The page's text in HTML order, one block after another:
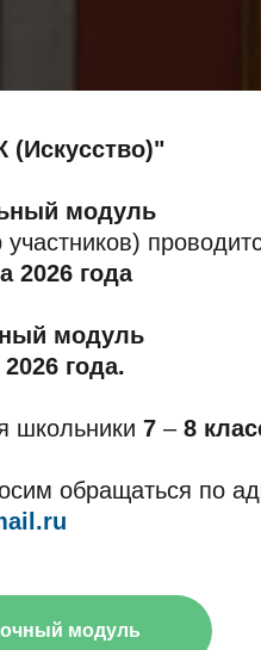
(Искусство)"
модуль
2026 года
модуль
года.
школьники 7 – 8
обращаться по
модуль